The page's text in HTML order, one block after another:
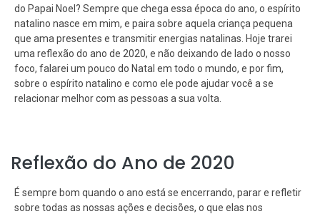
do Papai Noel? Sempre que chega essa época do ano, o espírito
natalino nasce em mim, e paira sobre aquela criança pequena
que ama presentes e transmitir energias natalinas. Hoje trarei
uma reflexão do ano de 2020, e não deixando de lado o nosso
foco, falarei um pouco do Natal em todo o mundo, e por fim,
sobre o espírito natalino e como ele pode ajudar você a se
relacionar melhor com as pessoas a sua volta.
Reflexão do Ano de 2020
É sempre bom quando o ano está se encerrando, parar e refletir
sobre todas as nossas ações e decisões, o que elas nos